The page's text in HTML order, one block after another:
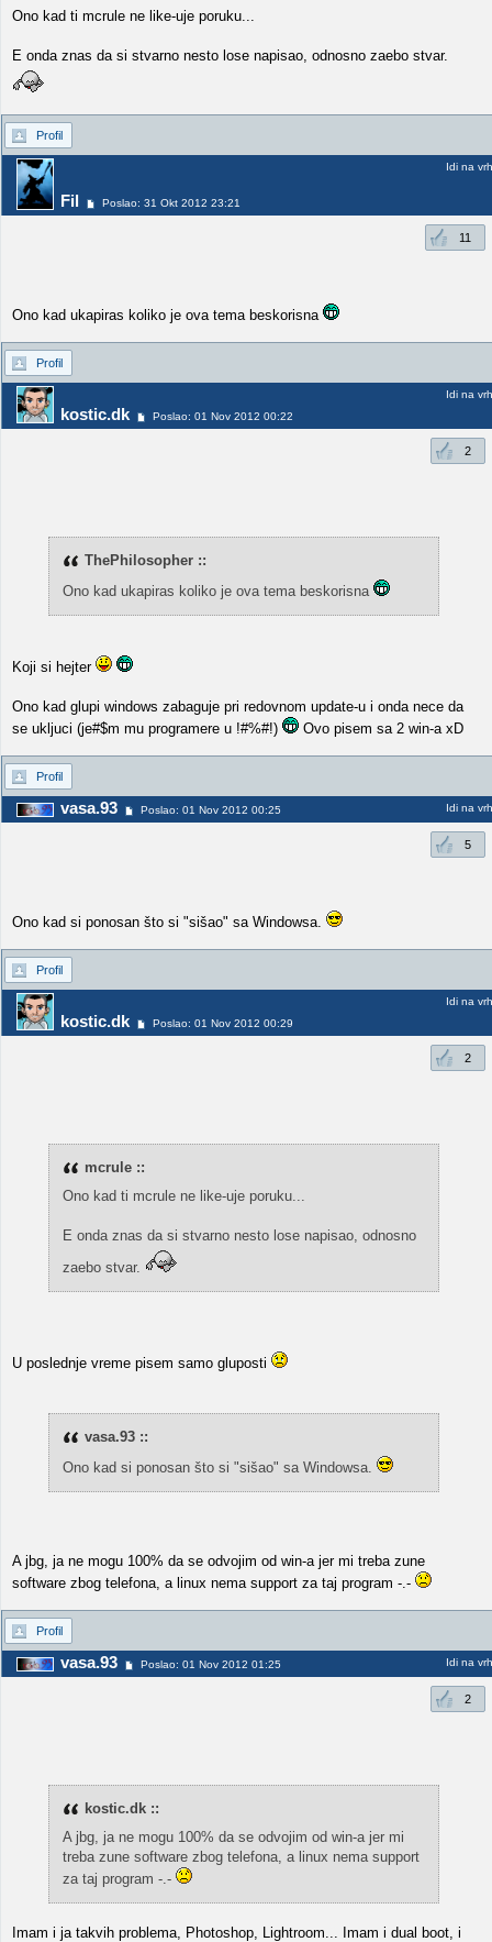
Ono kad ti mcrule ne like-uje poruku...
E onda znas da si stvarno nesto lose napisao, odnosno zaebo stvar.
Profil
Fil Poslao: 31 Okt 2012 23:21
Idi na vrh
11
Ono kad ukapiras koliko je ova tema beskorisna
Profil
kostic.dk Poslao: 01 Nov 2012 00:22
Idi na vrh
2
ThePhilosopher ::
Ono kad ukapiras koliko je ova tema beskorisna
Koji si hejter
Ono kad glupi windows zabaguje pri redovnom update-u i onda nece da
se ukljuci (je#$m mu programere u !#%#!)
Ovo pisem sa 2 win-a xD
Profil
vasa.93 Poslao: 01 Nov 2012 00:25 Idi na vrh
5
Ono kad si ponosan što si "sišao" sa Windowsa.
Profil
kostic.dk Poslao: 01 Nov 2012 00:29
Idi na vrh
2
mcrule ::
Ono kad ti mcrule ne like-uje poruku...
E onda znas da si stvarno nesto lose napisao, odnosno
zaebo stvar.
U poslednje vreme pisem samo gluposti
vasa.93 ::
Ono kad si ponosan što si "sišao" sa Windowsa.
A jbg, ja ne mogu 100% da se odvojim od win-a jer mi treba zune
software zbog telefona, a linux nema support za taj program -.-
Profil
vasa.93 Poslao: 01 Nov 2012 01:25 Idi na vrh
2
kostic.dk ::
A jbg, ja ne mogu 100% da se odvojim od win-a jer mi
treba zune software zbog telefona, a linux nema support
za taj program -.-
Imam i ja takvih problema, Photoshop, Lightroom... Imam i dual boot, i